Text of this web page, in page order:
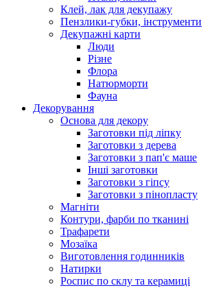
Клей, лак для декупажу
Пензлики-губки, інструменти
Декупажні карти
Люди
Різне
Флора
Натюрморти
Фауна
Декорування
Основа для декору
Заготовки під ліпку
Заготовки з дерева
Заготовки з пап'є маше
Інші заготовки
Заготовки з гіпсу
Заготовки з пінопласту
Магніти
Контури, фарби по тканині
Трафарети
Мозаїка
Виготовлення годинників
Натирки
Роспис по склу та керамиці